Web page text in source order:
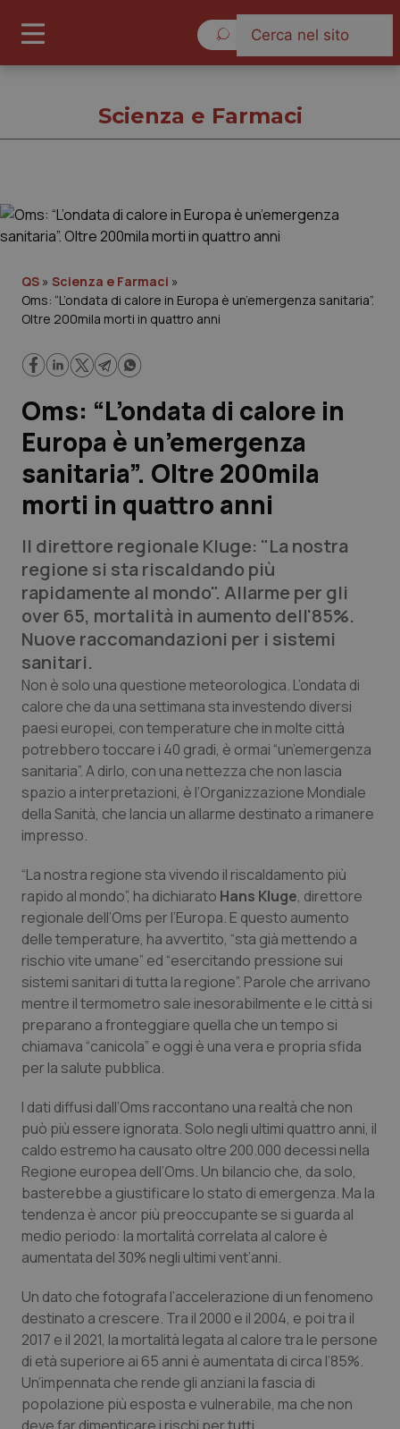
Governo e Parlamento
Regioni e Asl
Lavoro e Professioni
Scienza e Farmaci
Studi e Analisi
Lettere al direttore
Edizioni Regionali
QS Pro
Professionisti Sanitari.AI
Abruzzo
Basilicata
Calabria
Emilia-Romagna
Friuli Venezia Giulia
Lazio
Liguria
Marche
Molise
Piemonte
Provincia Autonoma di Trento
Puglia
Sardegna
QS Pro Gold
Artrite & artrosi
Asma & BPCO
Colesterolo & coronaropatie
Dermatite Atopica
Diabete & glucometri
Disturbi dell’umore
Donna & Salute
Epatiti
HIV
Ipertensione & Scompenso
Malattie rare
Malattia di Crohn & Rettocolite Ulcerosa
QS Club Newsletter
Scienza e Farmaci
QS » Scienza e Farmaci »
Oms: “L’ondata di calore in Europa è un’emergenza sanitaria”.
Oltre 200mila morti in quattro anni
Oms: “L’ondata di calore in
Europa è un’emergenza
sanitaria”. Oltre 200mila
morti in quattro anni
Il direttore regionale Kluge: "La nostra
regione si sta riscaldando più
rapidamente al mondo". Allarme per gli
over 65, mortalità in aumento dell'85%.
Nuove raccomandazioni per i sistemi
sanitari.
Non è solo una questione meteorologica. L’ondata di
calore che da una settimana sta investendo diversi
paesi europei, con temperature che in molte città
potrebbero toccare i 40 gradi, è ormai “un’emergenza
sanitaria”. A dirlo, con una nettezza che non lascia
spazio a interpretazioni, è l’Organizzazione Mondiale
della Sanità, che lancia un allarme destinato a rimanere
impresso.
“La nostra regione sta vivendo il riscaldamento più
rapido al mondo”, ha dichiarato Hans Kluge, direttore
regionale dell’Oms per l’Europa. E questo aumento
delle temperature, ha avvertito, “sta già mettendo a
rischio vite umane” ed “esercitando pressione sui
sistemi sanitari di tutta la regione”. Parole che arrivano
mentre il termometro sale inesorabilmente e le città si
preparano a fronteggiare quella che un tempo si
chiamava “canicola” e oggi è una vera e propria sfida
per la salute pubblica.
I dati diffusi dall’Oms raccontano una realtà che non
può più essere ignorata. Solo negli ultimi quattro anni, il
caldo estremo ha causato oltre 200.000 decessi nella
Regione europea dell’Oms. Un bilancio che, da solo,
basterebbe a giustificare lo stato di emergenza. Ma la
tendenza è ancor più preoccupante se si guarda al
medio periodo: la mortalità correlata al calore è
aumentata del 30% negli ultimi vent’anni.
Un dato che fotografa l’accelerazione di un fenomeno
destinato a crescere. Tra il 2000 e il 2004, e poi tra il
2017 e il 2021, la mortalità legata al calore tra le persone
di età superiore ai 65 anni è aumentata di circa l’85%.
Un’impennata che rende gli anziani la fascia di
popolazione più esposta e vulnerabile, ma che non